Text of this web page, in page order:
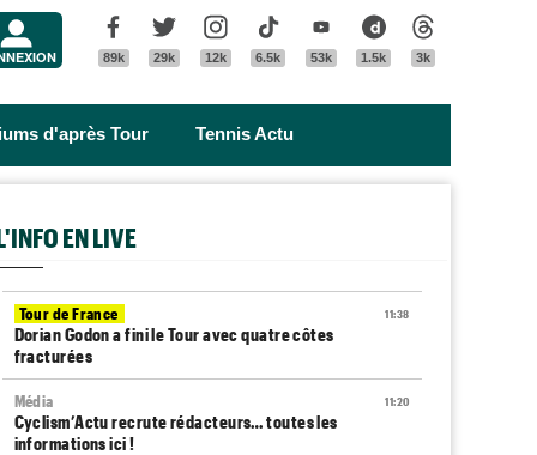
Facebook
89k
Twitter
29k
Instagram
12k
Tik Tok
6.5k
Youtube
53k
Dailymotion
1.5k 3k
d'après Tour Tennis Actu
EN LIVE
11:38
Tour de France
Dorian Godon a fini le Tour avec quatre côtes
fracturées
11:20
Média
Cyclism’Actu recrute rédacteurs… toutes les
informations ici !